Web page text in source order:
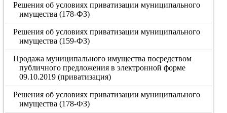
Решения об условиях приватизации муниципального
имущества (178-ФЗ)
Решения об условиях приватизации муниципального
имущества (159-ФЗ)
Продажа муниципального имущества посредством
публичного предложения в электронной форме
09.10.2019 (приватизация)
Решения об условиях приватизации муниципального
имущества (178-ФЗ)